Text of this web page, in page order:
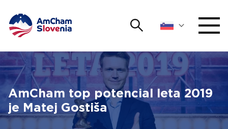
Išči
DOGODKI IN MREŽENJE
ZAGOVORNIŠTVO
YOUNG Open
Iskalni niz
AmCham top potencial leta 2019
je Matej Gostiša